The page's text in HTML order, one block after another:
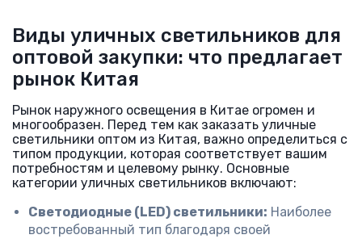
Виды уличных светильников для
оптовой закупки: что предлагает
рынок Китая
Рынок наружного освещения в Китае огромен и
многообразен. Перед тем как заказать уличные
светильники оптом из Китая, важно определиться с
типом продукции, которая соответствует вашим
потребностям и целевому рынку. Основные
категории уличных светильников включают:
Светодиодные (LED) светильники: Наиболее
востребованный тип благодаря своей